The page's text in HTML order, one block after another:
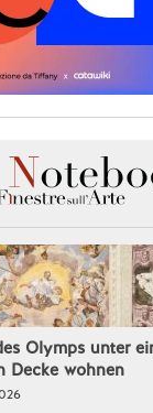
Olymps unter
Decke wohnen